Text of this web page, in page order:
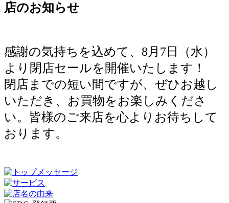
店のお知らせ
感謝の気持ちを込めて、8月7日（水）
より閉店セールを開催いたします！
閉店までの短い間ですが、ぜひお越し
いただき、お買物をお楽しみくださ
い。皆様のご来店を心よりお待ちして
おります。